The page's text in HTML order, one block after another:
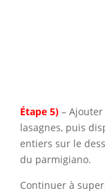
Étape 5)– Ajouter
lasagnes, puis
entiers sur le
du parmigiano.
Continuer à